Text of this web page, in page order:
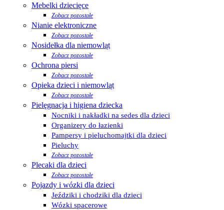
Mebelki dziecięce
Zobacz pozostałe
Nianie elektroniczne
Zobacz pozostałe
Nosidełka dla niemowląt
Zobacz pozostałe
Ochrona piersi
Zobacz pozostałe
Opieka dzieci i niemowląt
Zobacz pozostałe
Pielęgnacja i higiena dziecka
Nocniki i nakładki na sedes dla dzieci
Organizery do łazienki
Pampersy i pieluchomajtki dla dzieci
Pieluchy
Zobacz pozostałe
Plecaki dla dzieci
Zobacz pozostałe
Pojazdy i wózki dla dzieci
Jeździki i chodziki dla dzieci
Wózki spacerowe